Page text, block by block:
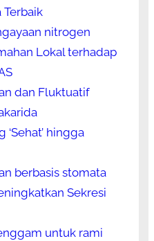
Terbaik
nitrogen
Lokal terhadap
dan Fluktuatif
hingga
berbasis stomata
Sekresi
untuk rami